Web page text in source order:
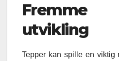
utvikling
Tepper kan spille en viktig